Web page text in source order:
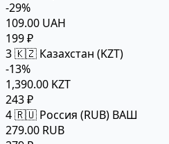
-29%
109.00 UAH
199 ₽
3🇰🇿 Казахстан (KZT)
-13%
1,390.00 KZT
243 ₽
4🇷🇺 Россия (RUB) ВАШ
279.00 RUB